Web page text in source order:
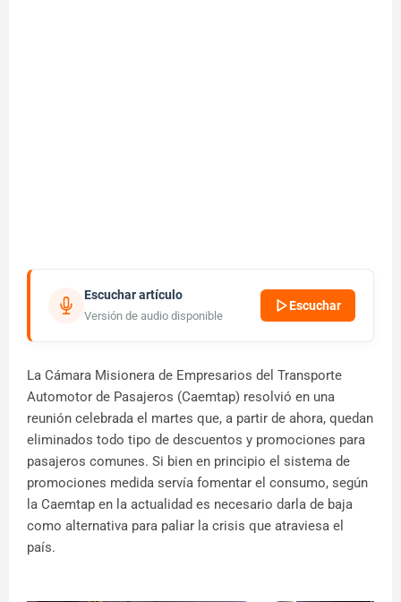
Escuchar artículo
Versión de audio disponible
Escuchar
La Cámara Misionera de Empresarios del Transporte
Automotor de Pasajeros (Caemtap) resolvió en una
reunión celebrada el martes que, a partir de ahora, quedan
eliminados todo tipo de descuentos y promociones para
pasajeros comunes. Si bien en principio el sistema de
promociones medida servía fomentar el consumo, según
la Caemtap en la actualidad es necesario darla de baja
como alternativa para paliar la crisis que atraviesa el
país.